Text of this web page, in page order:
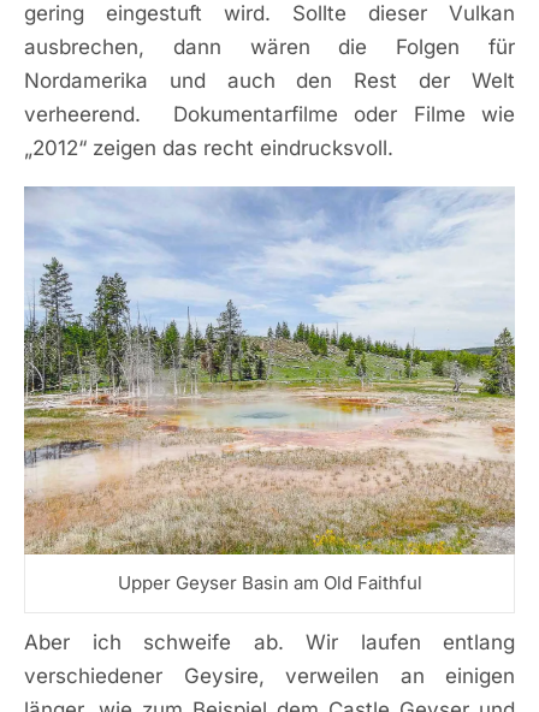
gering eingestuft wird. Sollte dieser Vulkan
ausbrechen, dann wären die Folgen für
Nordamerika und auch den Rest der Welt
verheerend. Dokumentarfilme oder Filme wie
„2012“ zeigen das recht eindrucksvoll.
Upper Geyser Basin am Old Faithful
Aber ich schweife ab. Wir laufen entlang
verschiedener Geysire, verweilen an einigen